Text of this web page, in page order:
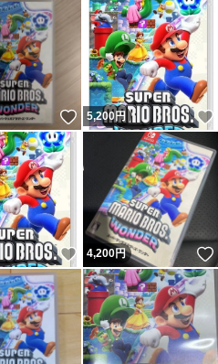
いいね！
5,200 円
いいね！
4,200円